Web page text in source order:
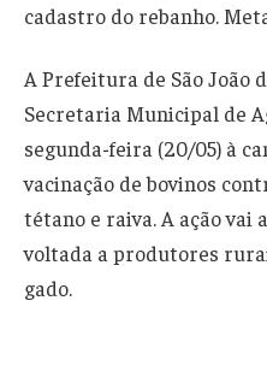
cadastro do rebanho.
A Prefeitura de São João
Secretaria Municipal de
segunda-feira (20/05) à
vacinação de bovinos
tétano e raiva. A ação vai
voltada a produtores
gado.